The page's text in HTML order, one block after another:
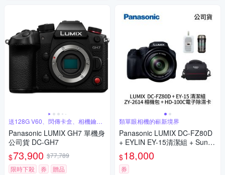
送128G V60、閃傳卡盒、相機鑰匙
圈
Panasonic LUMIX GH7 單機身
公司貨 DC-GH7
$73,900 $77,789
限時下殺
券 贈品
類單眼相機的嶄新境界
Panasonic LUMIX DC-FZ80D
+ EYLIN EY-15清潔組 + SunLi
ght ZY-2614相機包 + EirMai 銳
瑪 HD-100C電子除濕卡 FZ80
D (公司貨)
$18,000
券